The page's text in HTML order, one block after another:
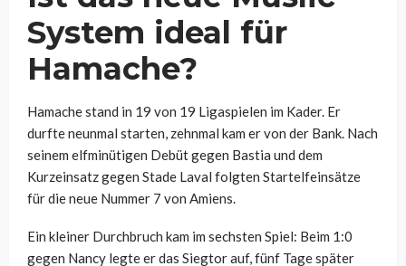
System ideal für
Hamache?
Hamache stand in 19 von 19 Ligaspielen im Kader. Er
durfte neunmal starten, zehnmal kam er von der Bank. Nach
seinem elfminütigen Debüt gegen Bastia und dem
Kurzeinsatz gegen Stade Laval folgten Startelfeinsätze
für die neue Nummer 7 von Amiens.
Ein kleiner Durchbruch kam im sechsten Spiel: Beim 1:0
gegen Nancy legte er das Siegtor auf, fünf Tage später